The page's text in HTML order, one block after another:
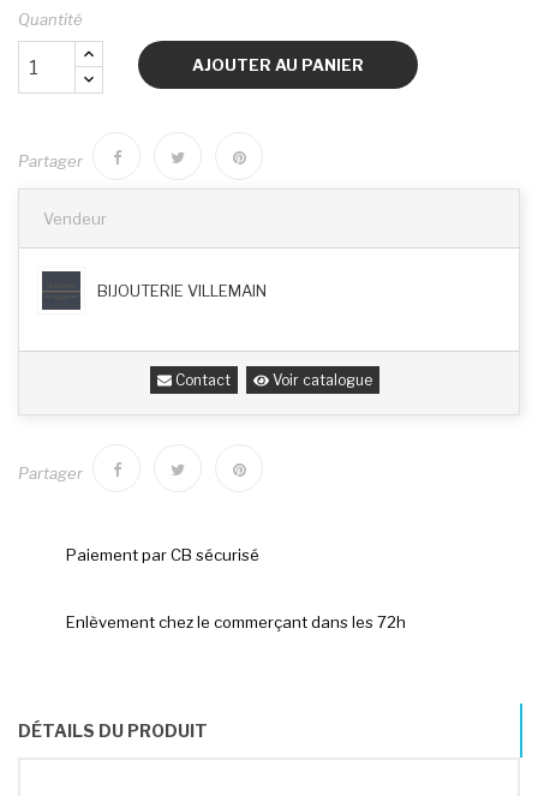
Quantité
AJOUTER AU PANIER
Partager
Vendeur
BIJOUTERIE VILLEMAIN
Contact Voir catalogue
Partager
Paiement par CB sécurisé
Enlèvement chez le commerçant dans les 72h
DÉTAILS DU PRODUIT